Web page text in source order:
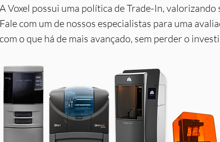
A Voxel possui uma política de Trade-In,
Fale com um de nossos especialistas para uma
com o que há de mais avançado, sem perder o